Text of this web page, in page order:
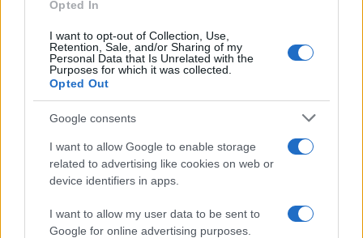
Opted In
I want to opt-out of Collection, Use,
Retention, Sale, and/or Sharing of my
Personal Data that Is Unrelated with the
Purposes for which it was collected.
Opted Out
Google consents
I want to allow Google to enable storage
related to advertising like cookies on web or
device identifiers in apps.
I want to allow my user data to be sent to
Google for online advertising purposes.